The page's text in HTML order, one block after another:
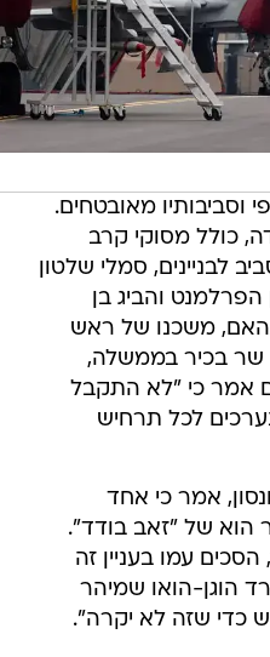
מאובטחים.
כולל מסוקי קרב
לבניינים, סמלי שלטון
הפרלמנט והביג בן
משכנו של ראש
שר בכיר בממשלה,
אמר כי "לא התקבל
לכל תרחיש
אמר כי אחד
הוא של "זאב בודד".
עמו בעניין זה
הוגן-הואו שמיהר
כדי שזה לא יקרה".